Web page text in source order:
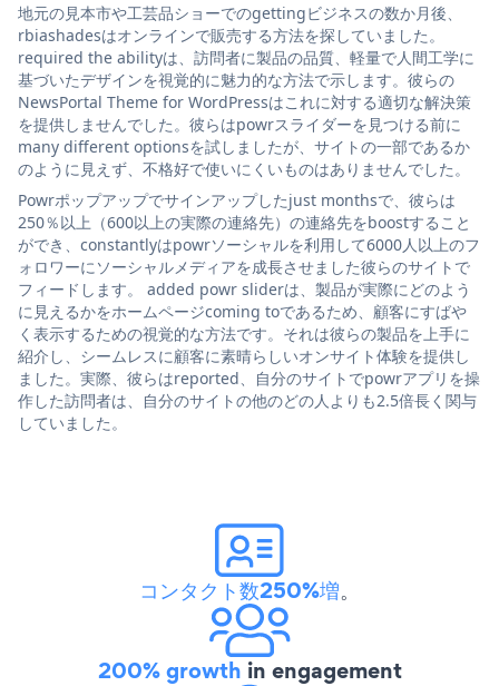
地元の見本市や工芸品ショーでのgettingビジネスの数か月後、
rbiashadesはオンラインで販売する方法を探していました。
required the abilityは、訪問者に製品の品質、軽量で人間工学に
基づいたデザインを視覚的に魅力的な方法で示します。彼らの
NewsPortal Theme for WordPressはこれに対する適切な解決策
を提供しませんでした。彼らはpowrスライダーを見つける前に
many different optionsを試しましたが、サイトの一部であるか
のように見えず、不格好で使いにくいものはありませんでした。
Powrポップアップでサインアップしたjust monthsで、彼らは
250％以上（600以上の実際の連絡先）の連絡先をboostすること
ができ、constantlyはpowrソーシャルを利用して6000人以上のフ
ォロワーにソーシャルメディアを成長させました彼らのサイトで
フィードします。 added powr sliderは、製品が実際にどのよう
に見えるかをホームページcoming toであるため、顧客にすばや
く表示するための視覚的な方法です。それは彼らの製品を上手に
紹介し、シームレスに顧客に素晴らしいオンサイト体験を提供し
ました。実際、彼らはreported、自分のサイトでpowrアプリを操
作した訪問者は、自分のサイトの他のどの人よりも2.5倍長く関与
していました。
コンタクト数250%増。
200% growth in engagement